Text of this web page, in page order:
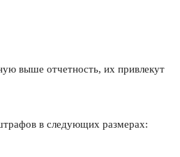
выше отчетность, их привлекут
в следующих размерах: